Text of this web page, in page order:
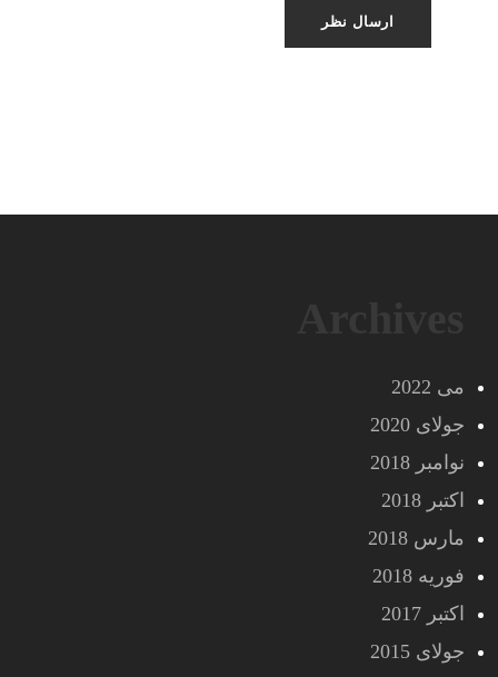
می 2022
جولای 2020
نوامبر 2018
اکتبر 2018
مارس 2018
فوریه 2018
اکتبر 2017
جولای 2015